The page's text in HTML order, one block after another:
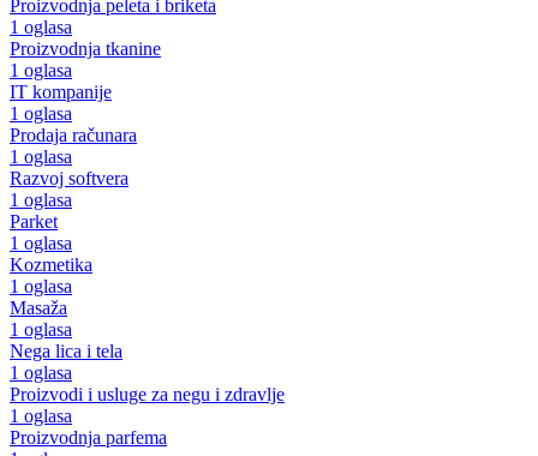
Proizvodnja peleta i briketa
1 oglasa
Proizvodnja tkanine
1 oglasa
IT kompanije
1 oglasa
Prodaja računara
1 oglasa
Razvoj softvera
1 oglasa
Parket
1 oglasa
Kozmetika
1 oglasa
Masaža
1 oglasa
Nega lica i tela
1 oglasa
Proizvodi i usluge za negu i zdravlje
1 oglasa
Proizvodnja parfema